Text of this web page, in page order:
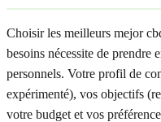
Choisir les meilleurs mejor
besoins nécessite de prendre
personnels. Votre profil de
expérimenté), vos objectifs
votre budget et vos